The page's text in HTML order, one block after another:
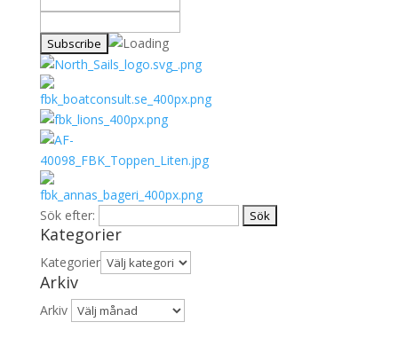
Sök efter:
Kategorier
Kategorier
Arkiv
Arkiv